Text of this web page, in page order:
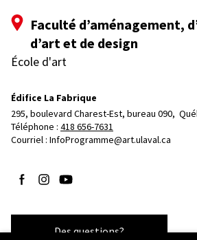
Faculté d’aménagement,
d’art et de design
École d'art
Édifice La Fabrique
295, boulevard Charest-Est, bureau 090,
Téléphone : 418 656-7631
Courriel : InfoProgramme@art.ulaval.ca
Suivez-nous sur Facebook
Suivez-nous sur Instagram
Suivez-nous sur YouTube
Des questions?